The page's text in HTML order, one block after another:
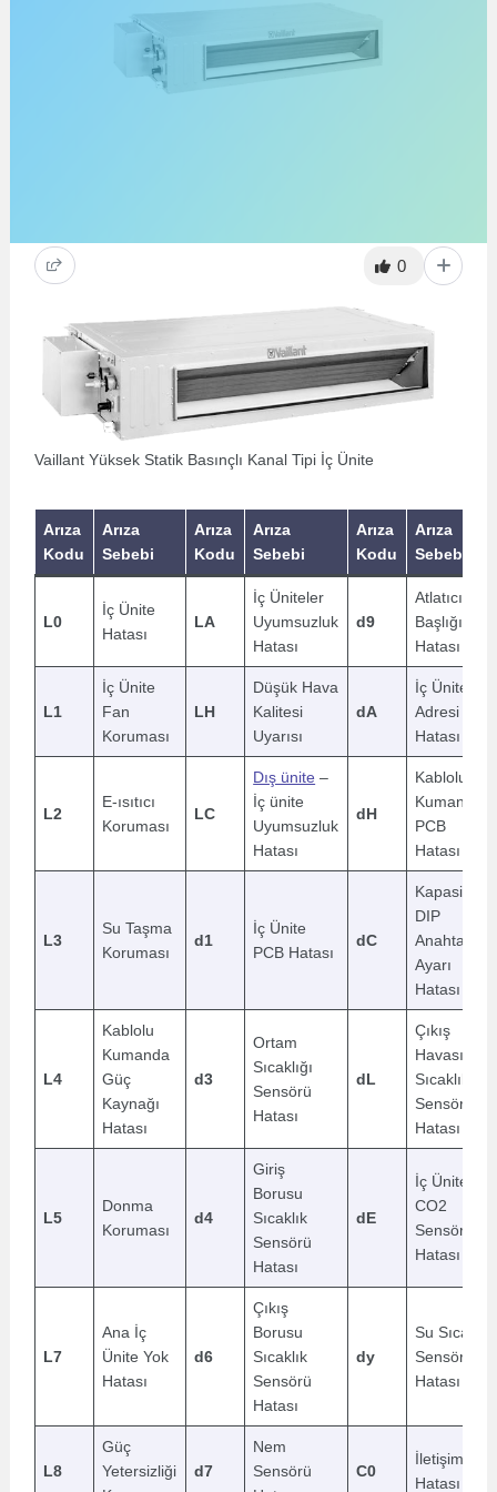
0
Vaillant Yüksek Statik Basınçlı Kanal Tipi İç Ünite
Arıza
Kodu
Arıza
Sebebi
Arıza
Kodu
Arıza
Sebebi
Arıza
Kodu
Arıza
Sebebi
L0
İç Ünite
Hatası
LA
İç Üniteler
Uyumsuzluk
Hatası
d9
Atlatıcı
Başlığı
Hatası
L1
İç Ünite
Fan
Koruması
LH
Düşük Hava
Kalitesi
Uyarısı
dA
İç Ünite Ağ
Adresi
Hatası
L2
E-ısıtıcı
Koruması
LC
Dış ünite –
İç ünite
Uyumsuzluk
Hatası
dH
Kablolu
Kumanda
PCB
Hatası
L3
Su Taşma
Koruması
d1
İç Ünite
PCB Hatası
dC
Kapasite
DIP
Anahtar
Ayarı
Hatası
L4
Kablolu
Kumanda
Güç
Kaynağı
Hatası
d3
Ortam
Sıcaklığı
Sensörü
Hatası
dL
Çıkış
Havası
Sıcaklık
Sensörü
Hatası
L5
Donma
Koruması
d4
Giriş
Borusu
Sıcaklık
Sensörü
Hatası
dE
İç Ünite
CO2
Sensörü
Hatası
L7
Ana İç
Ünite Yok
Hatası
d6
Çıkış
Borusu
Sıcaklık
Sensörü
Hatası
dy
Su Sıcaklık
Sensörü
Hatası
L8
Güç
Yetersizliği
d7
Nem
Sensörü
C0
İletişim
Hatası